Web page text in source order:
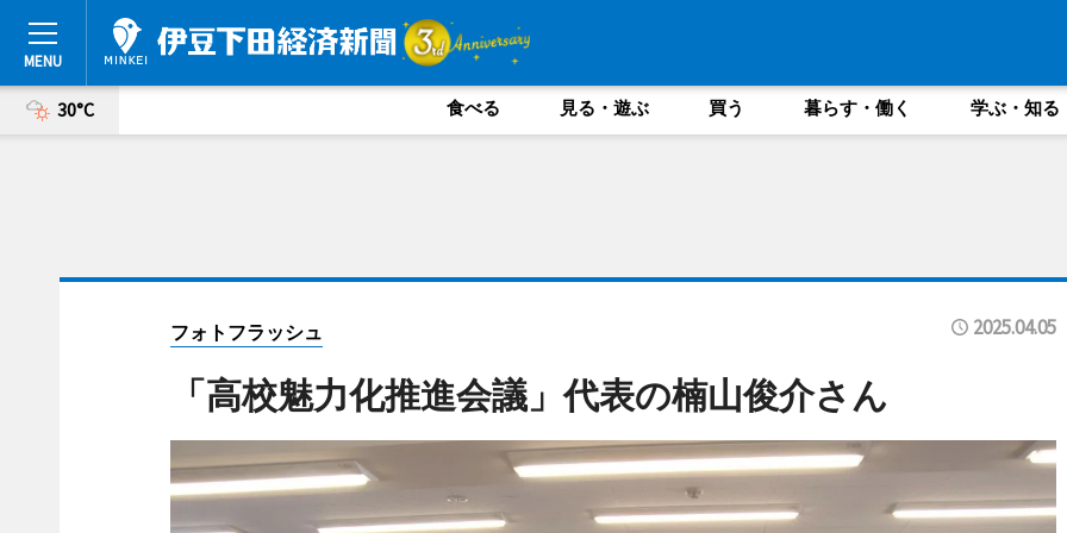
30°C 食べる 見る・遊ぶ 買う 暮らす・働く 学ぶ・知る
フォトフラッシュ 2025.04.05
「高校魅力化推進会議」代表の楠山俊介さん